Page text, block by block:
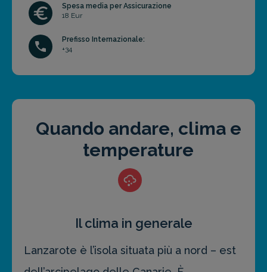
Spesa media per Assicurazione
18 Eur
Prefisso Internazionale:
+34
Quando andare, clima e
temperature
Il clima in generale
Lanzarote è l’isola situata più a nord – est